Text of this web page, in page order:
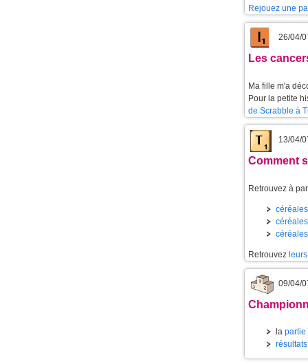
Rejouez une
26/04/
Les
Ma fille m'a
Pour la petite
de Scrabble à
13/04/
Comment
Retrouvez à
Retrouvez
09/04/
la partie
résultats